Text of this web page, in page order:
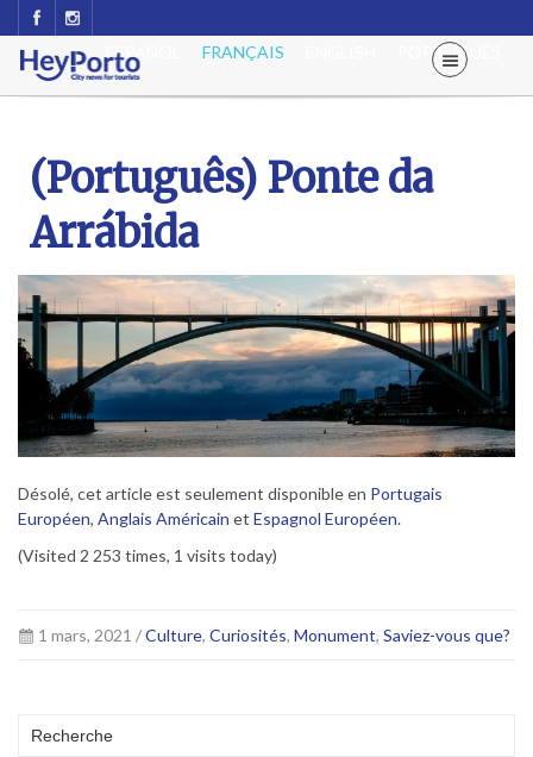
PORTUGUÊS
FRANÇAIS
ESPAÑOL
(Português) Ponte da
Arrábida
Désolé, cet article est seulement disponible en Portugais
Européen, Anglais Américain et Espagnol Européen.
(Visited 2 253 times, 1 visits today)
1 mars, 2021 /Culture, Curiosités, Monument, Saviez-vous que?